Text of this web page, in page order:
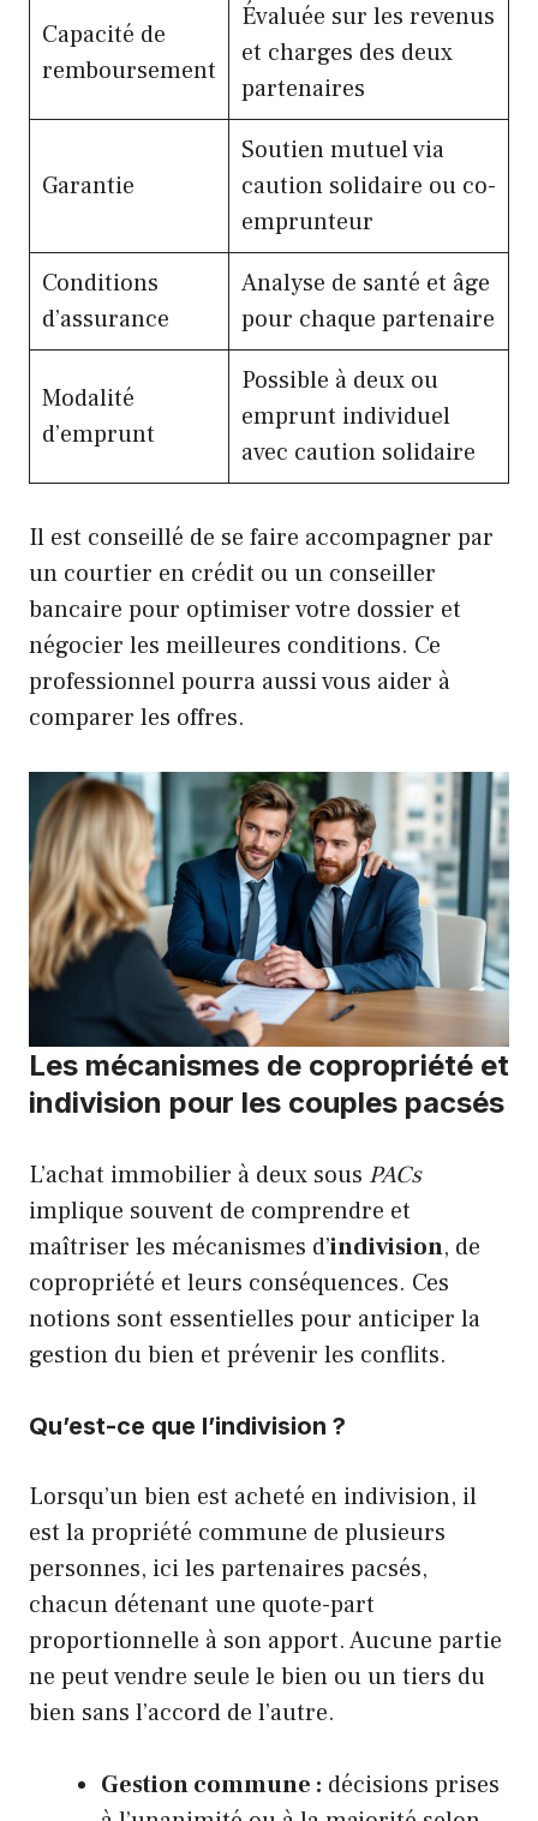
Capacité de
remboursement
Évaluée sur les revenus
et charges des deux
partenaires
Garantie
Soutien mutuel via
caution solidaire ou co-
emprunteur
Conditions
d’assurance
Analyse de santé et âge
pour chaque partenaire
Modalité
d’emprunt
Possible à deux ou
emprunt individuel
avec caution solidaire
Il est conseillé de se faire accompagner par
un courtier en crédit ou un conseiller
bancaire pour optimiser votre dossier et
négocier les meilleures conditions. Ce
professionnel pourra aussi vous aider à
comparer les offres.
Les mécanismes de copropriété et
indivision pour les couples pacsés
L’achat immobilier à deux sous PACs
implique souvent de comprendre et
maîtriser les mécanismes d’indivision, de
copropriété et leurs conséquences. Ces
notions sont essentielles pour anticiper la
gestion du bien et prévenir les conflits.
Qu’est-ce que l’indivision ?
Lorsqu’un bien est acheté en indivision, il
est la propriété commune de plusieurs
personnes, ici les partenaires pacsés,
chacun détenant une quote-part
proportionnelle à son apport. Aucune partie
ne peut vendre seule le bien ou un tiers du
bien sans l’accord de l’autre.
Gestion commune : décisions prises